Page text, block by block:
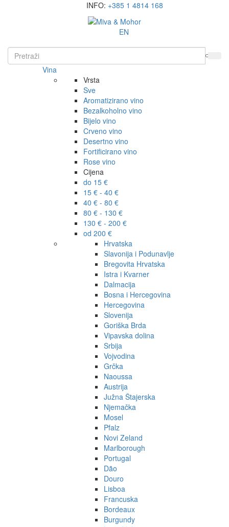
INFO: +385 1 4814 168
EN
Vina
Vrsta
Sve
Aromatizirano vino
Bezalkoholno vino
Bijelo vino
Crveno vino
Desertno vino
Fortificirano vino
Rose vino
Cijena
do 15 €
15 € - 40 €
40 € - 80 €
80 € - 130 €
130 € - 200 €
od 200 €
Hrvatska
Slavonija i Podunavlje
Bregovita Hrvatska
Istra i Kvarner
Dalmacija
Bosna i Hercegovina
Hercegovina
Slovenija
Goriška Brda
Vipavska dolina
Srbija
Vojvodina
Grčka
Naoussa
Austrija
Južna Štajerska
Njemačka
Mosel
Pfalz
Novi Zeland
Marlborough
Portugal
Dão
Douro
Lisboa
Francuska
Bordeaux
Burgundy